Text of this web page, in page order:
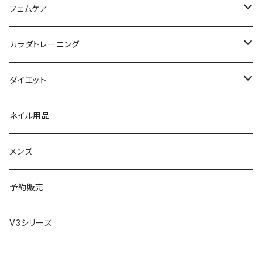
日焼け止め
パック
ボディ＆ハンドクリーム
セット販売
育毛
コーム
ヤーマン
ダイソン
リュミエリーナ
エレクトロン
ラディアント
コテ／アイロン
美顔器／スチーマー
サプリ・ハーブティー
【ギフトチケット】お店で使える
母の日ギフト
【ギフトチケット】オンラインサイトで使える
ギフトセット
フェムケア
洗う（フェミニンウォッシュ）
保湿（オイル・ミルク）
生理・ニオイ・ムレ ケア
インナーケア（乳酸菌・腸内環境サポート・更年期ケア）
カラダトレーニング
リラックスアイテム
ダイエット
サプリ
ドリンク
プロテイン
セット
ネイル用品
メンズ
予約販売
V3シリーズ